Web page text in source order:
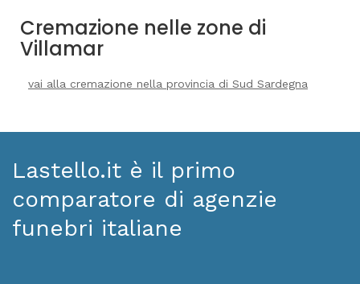
Cremazione nelle zone di
Villamar
vai alla cremazione nella provincia di Sud Sardegna
Lastello.it è il primo
comparatore di agenzie
funebri italiane